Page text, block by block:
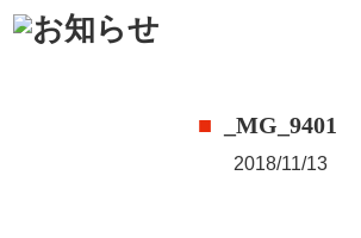
_MG_9401
2018/11/13